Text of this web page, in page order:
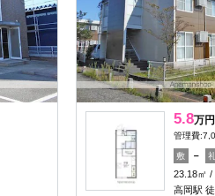
5.8万円
管理費
敷 －
23.18㎡
高岡駅